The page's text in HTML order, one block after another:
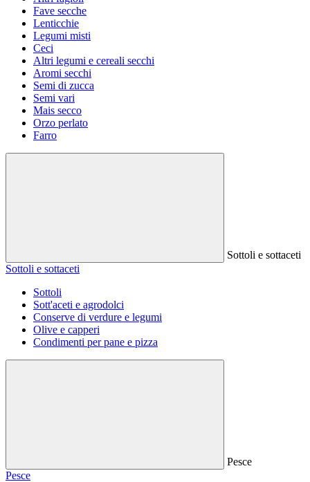
Fave secche
Lenticchie
Legumi misti
Ceci
Altri legumi e cereali secchi
Aromi secchi
Semi di zucca
Semi vari
Mais secco
Orzo perlato
Farro
Sottoli e sottaceti
Sottoli e sottaceti
Sottoli
Sott'aceti e agrodolci
Conserve di verdure e legumi
Olive e capperi
Condimenti per pane e pizza
Pesce
Pesce